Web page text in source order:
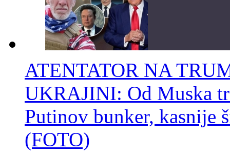
ATENTATOR NA
UKRAJINI: Od Muska
Putinov bunker, kasnije
(FOTO)